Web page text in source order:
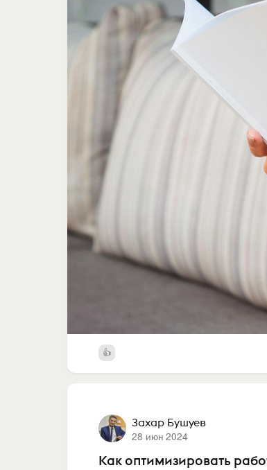
Захар Бушуев
28 июн 2024
Как оптимизировать